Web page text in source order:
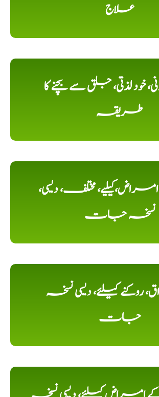
علاج
لذتی، جلق سے بچنے کا
طریقہ
مختلف، دیسی،
نسخہ جات
روکنے کیلئے، دیسی نسخہ
جات